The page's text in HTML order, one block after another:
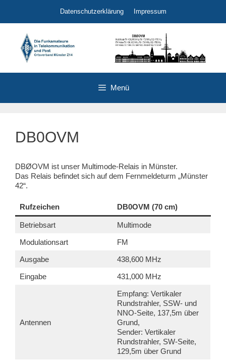
springen
Datenschutzerklärung Impressum
Menü
DB0OVM
DBØOVM ist unser Multimode-Relais in Münster.
Das Relais befindet sich auf dem Fernmeldeturm „Münster
42“.
Rufzeichen DB0OVM (70 cm)
Betriebsart
Multimode
Modulationsart
FM
Ausgabe
438,600 MHz
Eingabe
431,000 MHz
Antennen
Empfang: Vertikaler
Rundstrahler, SSW- und
NNO-Seite, 137,5m über
Grund,
Sender: Vertikaler
Rundstrahler, SW-Seite,
129,5m über Grund